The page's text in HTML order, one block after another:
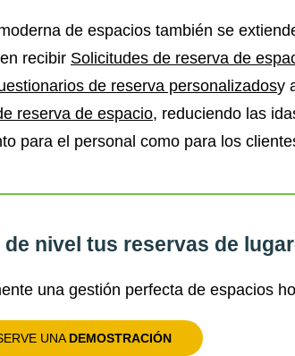
de espacios también se
recibir Solicitudes de reserva de
de reserva personalizadosy
reserva de espacio, reduciendo las
para el personal como para los
de nivel tus reservas de
una gestión perfecta de espacios
UNA DEMOSTRACIÓN